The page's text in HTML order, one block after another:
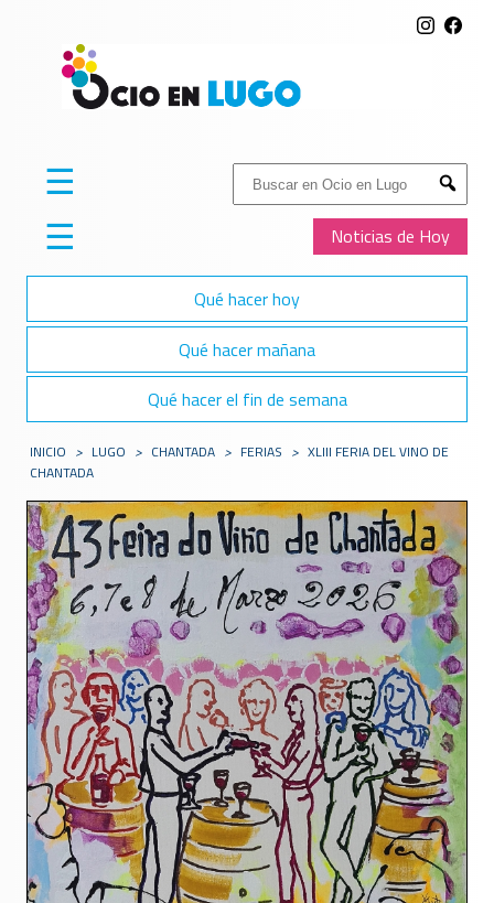
Buscar:
Submit
Noticias de Hoy
☰
☰
Qué hacer hoy
Qué hacer mañana
Qué hacer el fin de semana
INICIO > LUGO > CHANTADA > FERIAS > XLIII FERIA DEL VINO DE
CHANTADA